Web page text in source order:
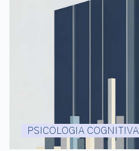
PSICOLOGIA COGNITIVA